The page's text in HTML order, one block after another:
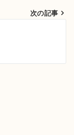
次の記事